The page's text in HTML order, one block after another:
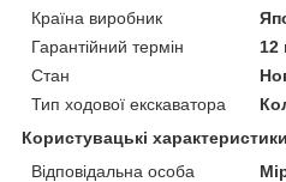
Країна виробник
Гарантійний термін
12
Стан
Тип ходової екскаватора
Користувацькі характеристики
Відповідальна особа